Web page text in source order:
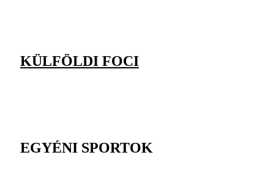
KÜLFÖLDI FOCI
EGYÉNI SPORTOK